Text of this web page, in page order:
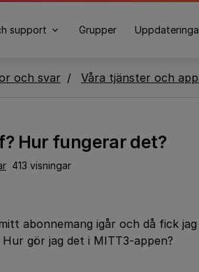
support Grupper
och svar Våra tjänster och
Hur fungerar det?
413 visningar
abonnemang igår och då fick
gör jag det i MITT3-appen?